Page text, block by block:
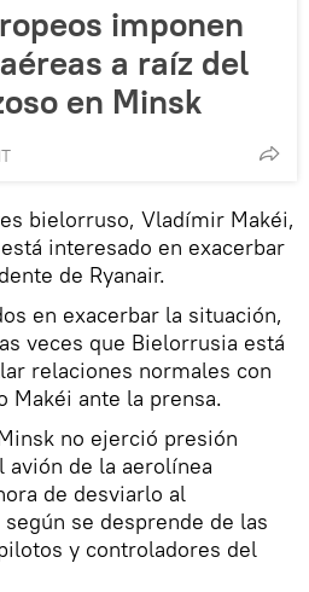
imponen
a raíz del
en Minsk
bielorruso, Vladímir Makéi,
interesado en exacerbar
de Ryanair.
​​en exacerbar la situación,
veces que Bielorrusia está
relaciones normales con
Makéi ante la prensa.
no ejerció presión
de la aerolínea
de desviarlo al
se desprende de las
y controladores del